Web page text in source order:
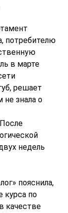
потребителю
в марте
решает
не знала о
недель
пояснила,
курса по
качестве